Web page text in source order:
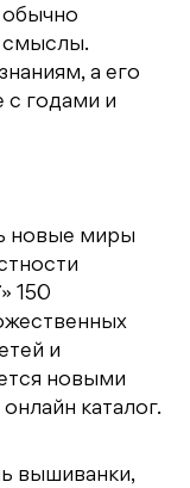
смыслы.
а его
с годами и
новые миры
150
и
новыми
каталог.
вышиванки,